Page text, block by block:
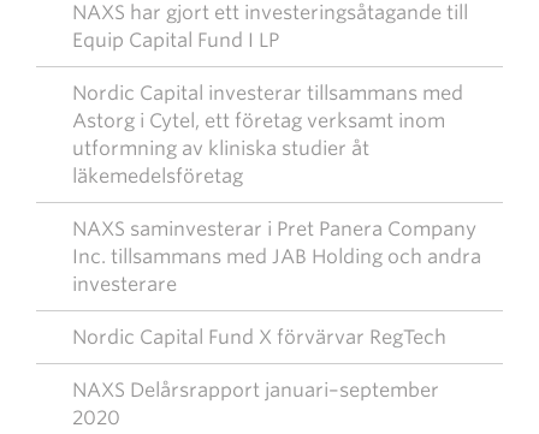
NAXS har gjort ett investeringsåtagande till
Equip Capital Fund I LP
Nordic Capital investerar tillsammans med
Astorg i Cytel, ett företag verksamt inom
utformning av kliniska studier åt
läkemedelsföretag
NAXS saminvesterar i Pret Panera Company
Inc. tillsammans med JAB Holding och andra
investerare
Nordic Capital Fund X förvärvar RegTech
NAXS Delårsrapport januari–september
2020